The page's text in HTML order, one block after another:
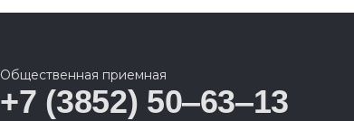
Общественная приемная
+7 (3852) 50‒63‒13